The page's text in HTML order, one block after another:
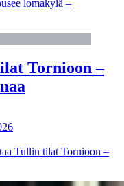
lomakylä –
Tornioon –
Tullin tilat Tornioon –